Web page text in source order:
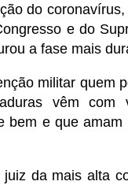
do
e do
a fase mais
militar quem
vêm com
bem e que
da mais alta